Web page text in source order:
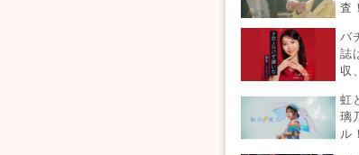
査
バ
誌
収
虹
璃
ル